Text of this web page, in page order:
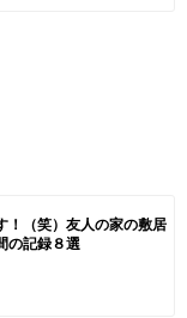
！（笑）友人の家の敷居
の記録８選